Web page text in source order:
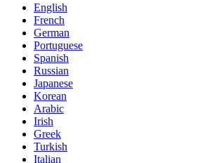
English
French
German
Portuguese
Spanish
Russian
Japanese
Korean
Arabic
Irish
Greek
Turkish
Italian